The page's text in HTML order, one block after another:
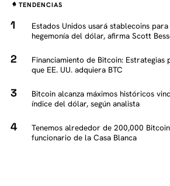
TENDENCIAS
Estados Unidos usará stablecoins
hegemonía del dólar, afirma Scott
Financiamiento de Bitcoin: Estrategias
que EE. UU. adquiera BTC
Bitcoin alcanza máximos históricos
índice del dólar, según analista
Tenemos alrededor de 200,000
funcionario de la Casa Blanca